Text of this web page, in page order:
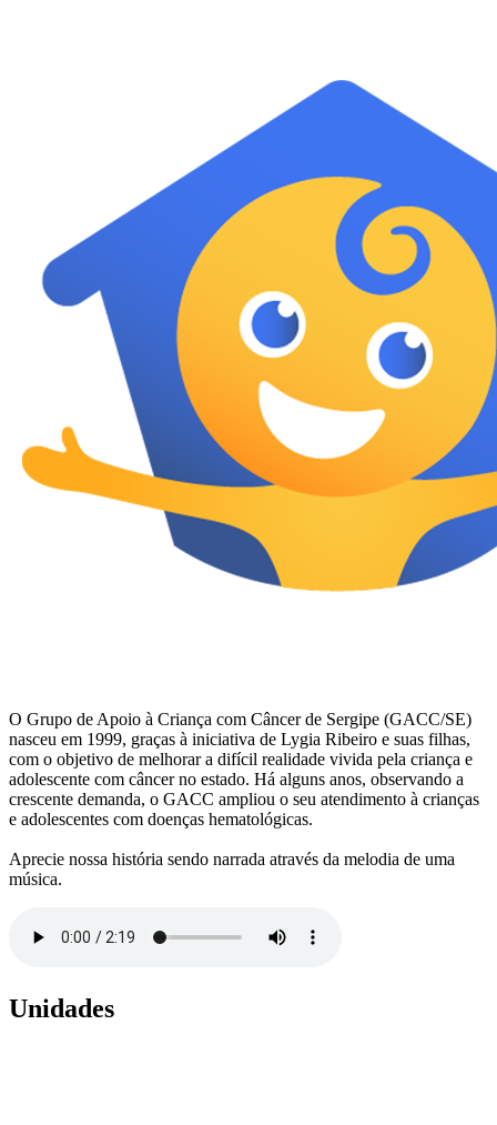
O Grupo de Apoio à Criança com Câncer de Sergipe (GACC/SE)
nasceu em 1999, graças à iniciativa de Lygia Ribeiro e suas filhas,
com o objetivo de melhorar a difícil realidade vivida pela criança e
adolescente com câncer no estado. Há alguns anos, observando a
crescente demanda, o GACC ampliou o seu atendimento à crianças
e adolescentes com doenças hematológicas.
Aprecie nossa história sendo narrada através da melodia de uma
música.
Unidades